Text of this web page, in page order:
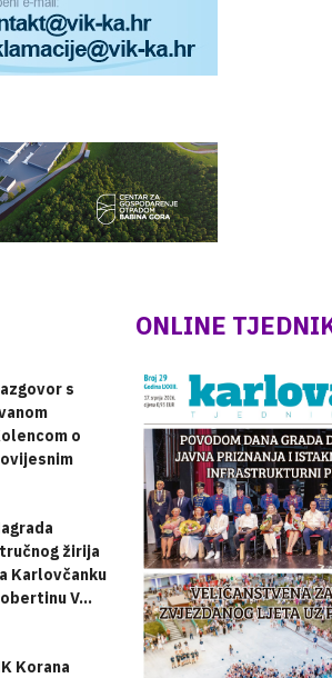
s
o
žirija
Karlovčanku
V...
Korana
ONLINE